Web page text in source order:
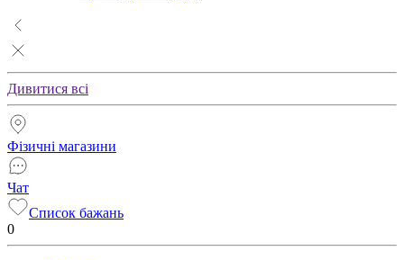
Дивитися всі
Фізичні магазини
Чат
Список бажань
0